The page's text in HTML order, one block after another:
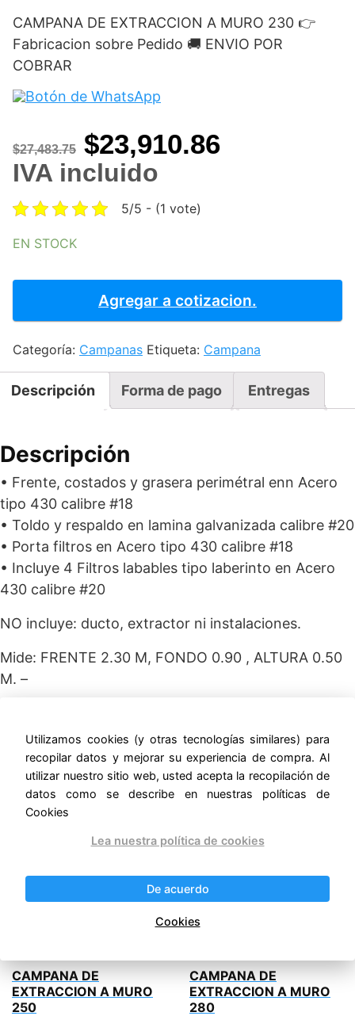
CAMPANA DE EXTRACCION A MURO 230 👉
Fabricacion sobre Pedido 🚚 ENVIO POR
COBRAR
$27,483.75 Original
price
was:
$23,910.86Current
IVA incluido
5/5 - (1 vote)
EN STOCK
MURO
230
cantidad
Agregar a cotizacion.
Categoría: Campanas Etiqueta: Campana
Descripción Forma de pago Entregas
Descripción
• Frente, costados y grasera perimétral enn Acero
tipo 430 calibre #18
• Toldo y respaldo en lamina galvanizada calibre #20
• Porta filtros en Acero tipo 430 calibre #18
• Incluye 4 Filtros labables tipo laberinto en Acero
430 calibre #20
NO incluye: ducto, extractor ni instalaciones.
Mide: FRENTE 2.30 M, FONDO 0.90 , ALTURA 0.50
M. –
Productos relacionados
¡Oferta!
CAMPANA DE
EXTRACCION A MURO
250
CAMPANA DE
EXTRACCION A MURO
280
Utilizamos cookies (y otras tecnologías similares) para
recopilar datos y mejorar su experiencia de compra. Al
utilizar nuestro sitio web, usted acepta la recopilación de
datos como se describe en nuestras políticas de
Cookies
Lea nuestra política de cookies
De acuerdo
Cookies